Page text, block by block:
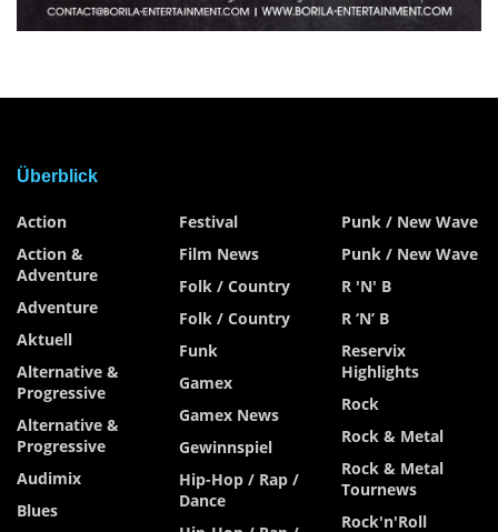
Überblick
Action
Action &
Adventure
Adventure
Aktuell
Alternative &
Progressive
Alternative &
Progressive
Audimix
Blues
Festival
Film News
Folk / Country
Folk / Country
Funk
Gamex
Gamex News
Gewinnspiel
Hip-Hop / Rap /
Dance
Punk / New Wave
Punk / New Wave
R 'n' B
R ‘n’ B
Reservix
Highlights
Rock
Rock & Metal
Rock & Metal
Tournews
Rock'n'Roll